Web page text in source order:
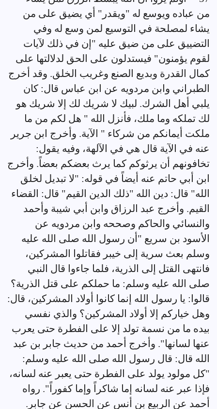
من عباده ويوسع له "ويقدر" أي يضيق على من
يشاء لمصلحة في التوسيع لمن وسع له وفي
التضييق على من ضيق عليه "إن في ذلك لآيات
لقوم يؤمنون" فيستدلون على الحق لدلالتها على
كمال القدرة وبديع الصنع وغريب الخلق. وقد أخرج
الطبراني وابن مردويه عن ابن عباس قال: كان
يلبي أهل الشرك. لبيك لا شريك لك إلا شريك هو
لك تملكه وما ملك، فأنزل الله " هل لكم من ما
ملكت أيمانكم من شركاء " الآية. وأخرج ابن جرير
عنه في الآية قال هي في الآلهة، وفيه يقول:
تخافونهم أن يرثوكم كما يرث بعضكم بعضاً. وأخرج
ابن أبي حاتم عنه أيضاً في قوله: "لا تبديل لخلق
الله" قال: دين الله "ذلك الدين القيم" قال: القضاء
القيم. وأخرج عبد الرزاق وابن أبي شيبة وأحمد
والنسائي والحاكم وصححه وابن مردويه عن
الأسود بن سريع "أن رسول الله صلى الله عليه
وسلم بعث سرية إلى خيبر فقاتلوا المشركين،
فانتهى القتل إلى الذرية، فلما جاءوا قال النبي
صلى الله عليه وسلم: ما حملكم على قتل الذرية؟
قالوا: يا رسول الله إنما كانوا أولاد المشركين، قال:
وهل خياركم إلا أولاد المشركين؟ والذي نفسي
بيده ما من نسمة تولد إلا على الفطرة حتى يعرب
عنها لسانها". وأخرج أحمد من حديث جابر بن عبد
الله قال: قال رسول الله صلى الله عليه وسلم:
"كل مولود يولد على الفطرة حتى يعبر عنه لسانه،
فإذا عبر عنه لسانه إما شاكراً وإما كفوراً". رواه
أحمد عن الربيع بن أنس عن الحسن عن جابر.